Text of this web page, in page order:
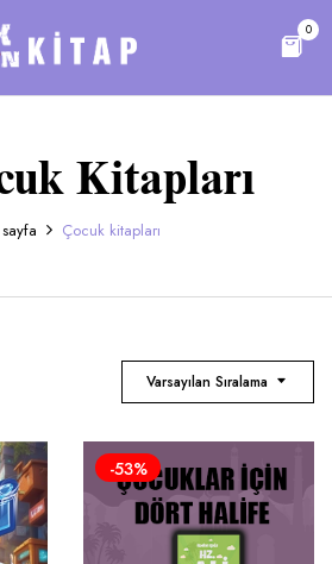
0
Kitapları
Çocuk kitapları
Varsayılan Sıralama
-53%